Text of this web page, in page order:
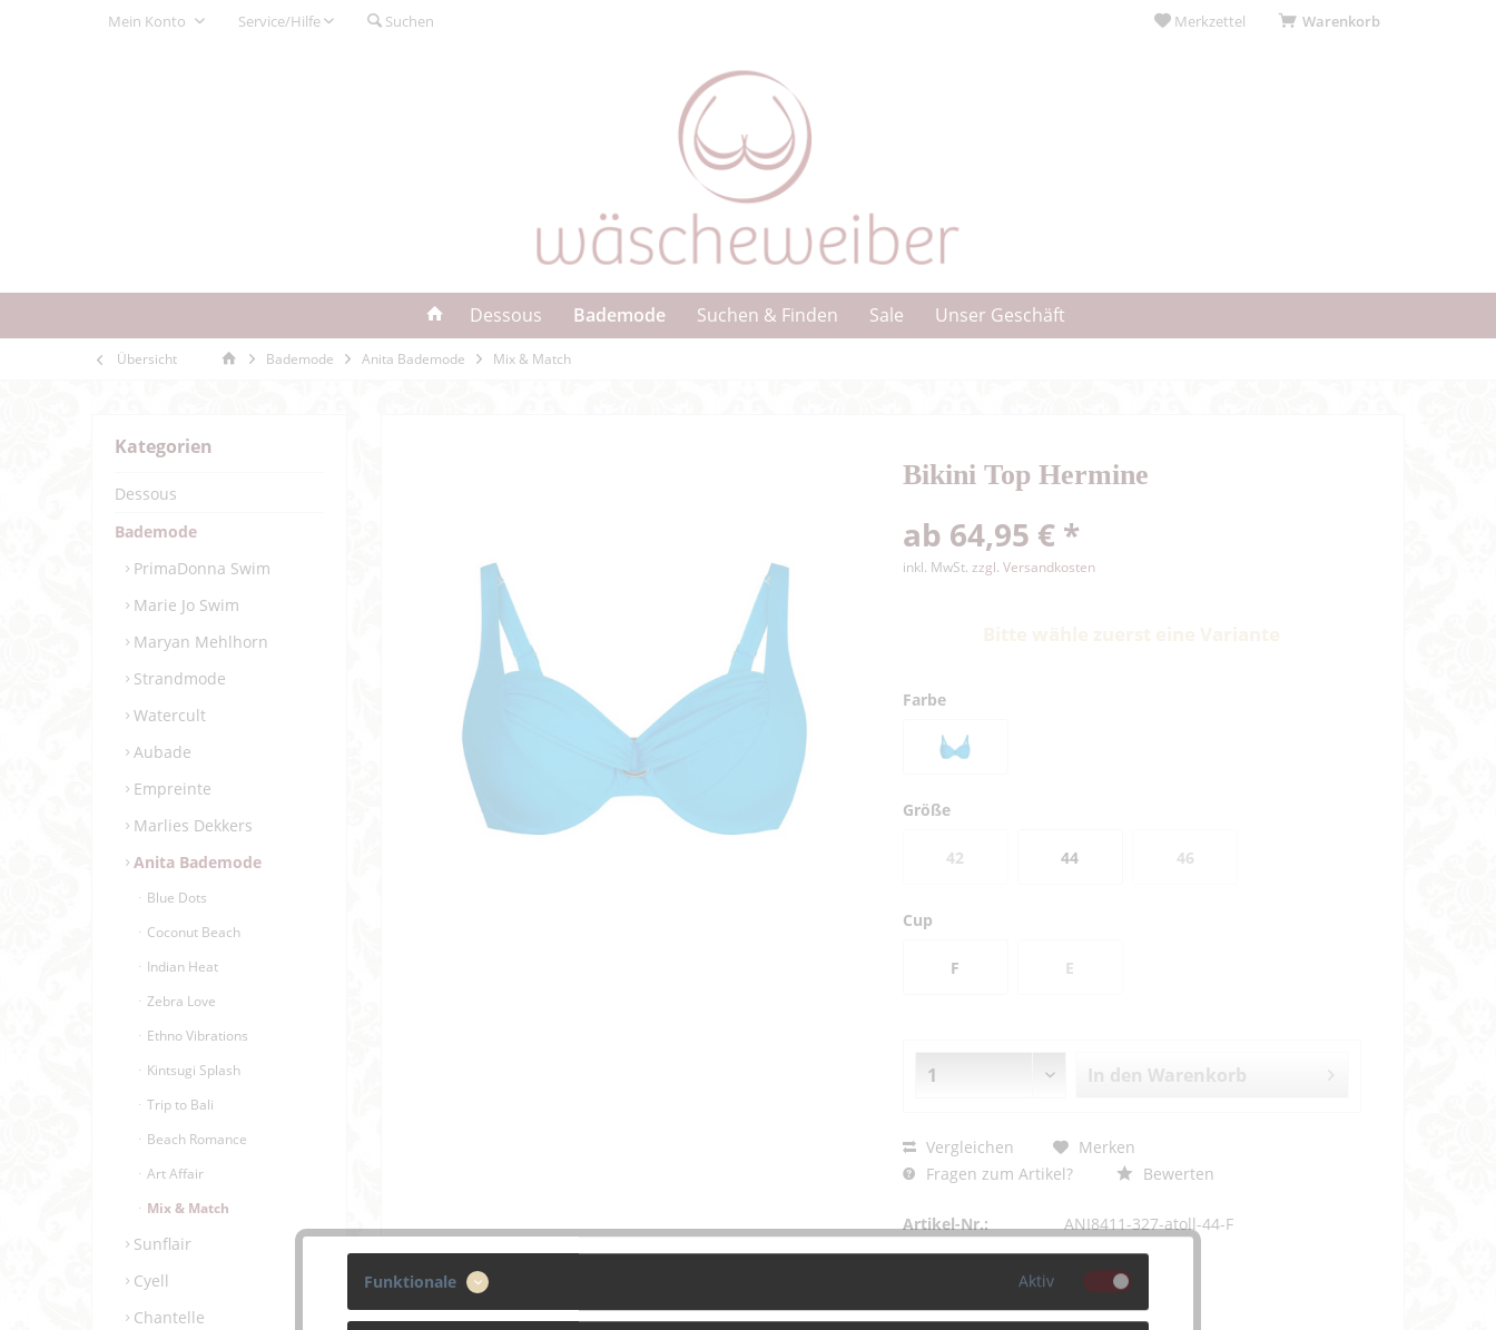
Warenkorb
Merkzettel
Mein Konto Service/Hilfe Suchen
Dessous Bademode Suchen & Finden Sale Unser Geschäft
Übersicht Bademode Anita Bademode Mix & Match
Kategorien
Dessous
Bademode
PrimaDonna Swim
Marie Jo Swim
Maryan Mehlhorn
Strandmode
Watercult
Aubade
Empreinte
Marlies Dekkers
Anita Bademode
Blue Dots
Coconut Beach
Indian Heat
Zebra Love
Ethno Vibrations
Kintsugi Splash
Trip to Bali
Beach Romance
Art Affair
Mix & Match
Sunflair
Cyell
Chantelle
Bikini Top Hermine
ab 64,95 € *
inkl. MwSt. zzgl. Versandkosten
Farbe
Größe
42 44 46
Cup
F E
In den Warenkorb
Vergleichen
Merken
Fragen zum Artikel?
Bewerten
Artikel-Nr.: ANI8411-327-atoll-44-F
Funktionale Aktiv